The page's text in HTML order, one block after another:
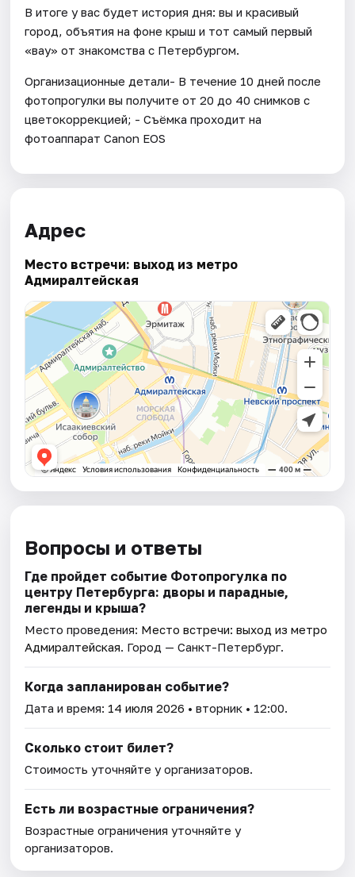
В итоге у вас будет история дня: вы и красивый
город, объятия на фоне крыш и тот самый первый
«вау» от знакомства с Петербургом.
Организационные детали- В течение 10 дней после
фотопрогулки вы получите от 20 до 40 снимков с
цветокоррекцией; - Съёмка проходит на
фотоаппарат Canon EOS
Адрес
Место встречи: выход из метро
Адмиралтейская
Вопросы и ответы
Где пройдет событие Фотопрогулка по
центру Петербурга: дворы и парадные,
легенды и крыша?
Место проведения: Место встречи: выход из метро
Адмиралтейская. Город — Санкт-Петербург.
Когда запланирован событие?
Дата и время: 14 июля 2026 • вторник • 12:00.
Сколько стоит билет?
Стоимость уточняйте у организаторов.
Есть ли возрастные ограничения?
Возрастные ограничения уточняйте у
организаторов.